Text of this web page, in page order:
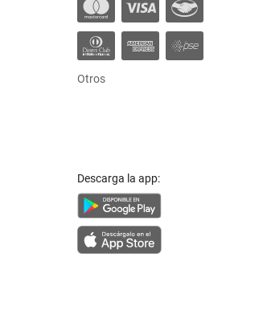
Otros
Descarga la app: